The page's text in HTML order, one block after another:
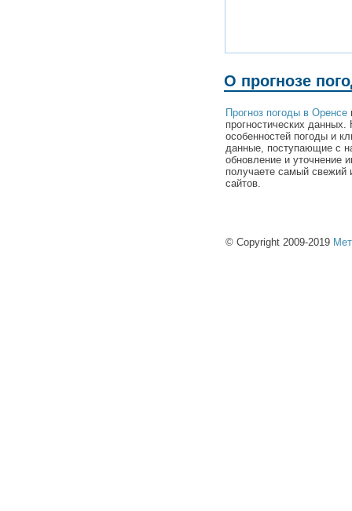
О прогнозе
Прогноз погоды в Оренсе
прогностических
особенностей погоды и
данные, поступающие с
обновление и уточнение
получаете самый свежий
сайтов.
© Copyright 2009-2019